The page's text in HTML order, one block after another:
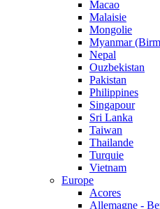
Macao
Malaisie
Mongolie
Myanmar
Nepal
Ouzbekistan
Pakistan
Philippines
Singapour
Sri Lanka
Taiwan
Thailande
Turquie
Vietnam
Europe
Acores
Allemagne -